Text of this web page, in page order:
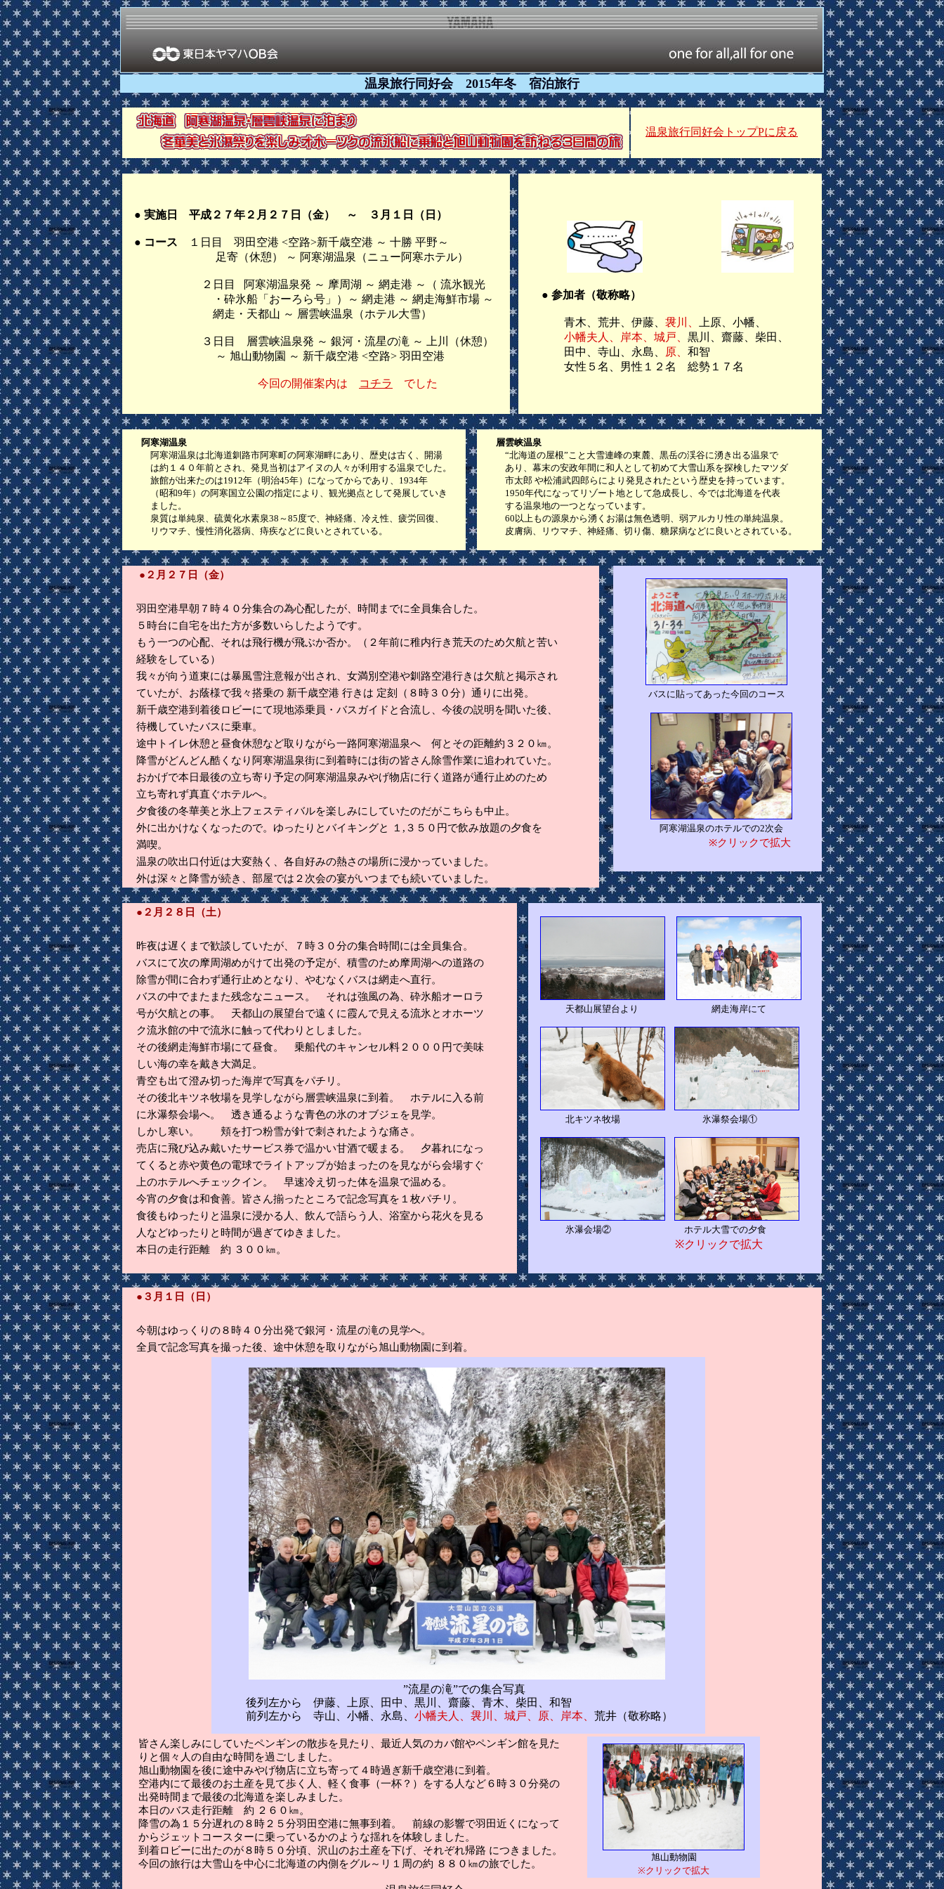
温泉旅行同好会 2015年冬 宿泊旅行
温泉旅行同好会トップPに戻る
● 実施日 平成２７年２月２７日（金） ～ ３月１日（日）
● コース
１日目 羽田空港 <空路>新千歳空港 ～ 十勝 平野～
足寄（休憩） ～ 阿寒湖温泉（ニュー阿寒ホテル）
２日目 阿寒湖温泉発 ～ 摩周湖 ～ 網走港 ～（ 流氷観光
・砕氷船「おーろら号」）～ 網走港 ～ 網走海鮮市場 ～
網走・天都山 ～ 層雲峡温泉（ホテル大雪）
３日目 層雲峡温泉発 ～ 銀河・流星の滝 ～ 上川（休憩）
～ 旭山動物園 ～ 新千歳空港 <空路> 羽田空港
今回の開催案内は コチラ でした
● 参加者（敬称略）
青木、荒井、伊藤、 袰川、
上原、小幡、
小幡夫人、岸本、城戸、 黒川、齋藤、柴田、
田中、寺山、永島、
原、 和智
女性５名、男性１２名 総勢１７名
阿寒湖温泉
阿寒湖温泉は北海道釧路市阿寒町の阿寒湖畔にあり、歴史は古く、開湯
は約１４０年前とされ、発見当初はアイヌの人々が利用する温泉でした。
旅館が出来たのは1912年（明治45年）になってからであり、1934年
（昭和9年）の阿寒国立公園の指定により、観光拠点として発展していき
ました。
泉質は単純泉、硫黄化水素泉38～85度で、神経痛、冷え性、疲労回復、
リウマチ、慢性消化器病、痔疾などに良いとされている。
層雲峡温泉
“北海道の屋根”こと大雪連峰の東麓、黒岳の渓谷に湧き出る温泉で
あり、幕末の安政年間に和人として初めて大雪山系を探検したマツダ
市太郎 や松浦武四郎らにより発見されたという歴史を持っています。
1950年代になってリゾート地として急成長し、今では北海道を代表
する温泉地の一つとなっています。
60以上もの源泉から湧くお湯は無色透明、弱アルカリ性の単純温泉。
皮膚病、リウマチ、神経痛、切り傷、糖尿病などに良いとされている。
●２月２７日（金）
羽田空港早朝７時４０分集合の為心配したが、時間までに全員集合した。
５時台に自宅を出た方が多数いらしたようです。
もう一つの心配、それは飛行機が飛ぶか否か。（２年前に稚内行き荒天のため欠航と苦い
経験をしている）
我々が向う道東には暴風雪注意報が出され、女満別空港や釧路空港行きは欠航と掲示され
ていたが、お蔭様で我々搭乗の 新千歳空港 行きは 定刻（８時３０分）通りに出発。
新千歳空港到着後ロビーにて現地添乗員・バスガイドと合流し、今後の説明を聞いた後、
待機していたバスに乗車。
途中トイレ休憩と昼食休憩など取りながら一路阿寒湖温泉へ 何とその距離約３２０㎞。
降雪がどんどん酷くなり阿寒湖温泉街に到着時には街の皆さん除雪作業に追われていた。
おかげで本日最後の立ち寄り予定の阿寒湖温泉みやげ物店に行く道路が通行止めのため
立ち寄れず真直ぐホテルへ。
夕食後の冬華美と氷上フェスティバルを楽しみにしていたのだがこちらも中止。
外に出かけなくなったので。ゆったりとバイキングと １,３５０円で飲み放題の夕食を
満喫。
温泉の吹出口付近は大変熱く、各自好みの熱さの場所に浸かっていました。
外は深々と降雪が続き、部屋では２次会の宴がいつまでも続いていました。
バスに貼ってあった今回のコース
阿寒湖温泉のホテルでの2次会
※クリックで拡大
●２月２８日（土）
昨夜は遅くまで歓談していたが、７時３０分の集合時間には全員集合。
バスにて次の摩周湖めがけて出発の予定が、積雪のため摩周湖への道路の
除雪が間に合わず通行止めとなり、やむなくバスは網走へ直行。
バスの中でまたまた残念なニュース。 それは強風の為、砕氷船オーロラ
号が欠航との事。 天都山の展望台で遠くに霞んで見える流氷とオホーツ
ク流氷館の中で流氷に触って代わりとしました。
その後網走海鮮市場にて昼食。 乗船代のキャンセル料２０００円で美味
しい海の幸を戴き大満足。
青空も出て澄み切った海岸で写真をパチリ。
その後北キツネ牧場を見学しながら層雲峡温泉に到着。 ホテルに入る前
に氷瀑祭会場へ。 透き通るような青色の氷のオブジェを見学。
しかし寒い。 頬を打つ粉雪が針で刺されたような痛さ。
売店に飛び込み戴いたサービス券で温かい甘酒で暖まる。 夕暮れになっ
てくると赤や黄色の電球でライトアップが始まったのを見ながら会場すぐ
上のホテルへチェックイン。 早速冷え切った体を温泉で温める。
今宵の夕食は和食善。皆さん揃ったところで記念写真を１枚パチリ。
食後もゆったりと温泉に浸かる人、飲んで語らう人、浴室から花火を見る
人などゆったりと時間が過ぎてゆきました。
本日の走行距離 約 ３００㎞。
天都山展望台より 網走海岸にて
北キツネ牧場 氷瀑祭会場①
氷瀑会場② ホテル大雪での夕食
※クリックで拡大
●３月１日（日）
今朝はゆっくりの８時４０分出発で銀河・流星の滝の見学へ。
全員で記念写真を撮った後、途中休憩を取りながら旭山動物園に到着。
”流星の滝”での集合写真
後列左から 伊藤、上原、田中、黒川、齋藤、青木、柴田、和智
前列左から 寺山、小幡、永島、 小幡夫人、袰川、城戸、原、岸本、 荒井（敬称略）
皆さん楽しみにしていたペンギンの散歩を見たり、最近人気のカバ館やペンギン館を見た
りと個々人の自由な時間を過ごしました。
旭山動物園を後に途中みやげ物店に立ち寄って４時過ぎ新千歳空港に到着。
空港内にて最後のお土産を見て歩く人、軽く食事（一杯？）
をする人など６時３０分発の
出発時間まで最後の北海道を楽しみました。
本日のバス走行距離 約 ２６０㎞。
降雪の為１５分遅れの８時２５分羽田空港に無事到着。 前線の影響で羽田近くになって
からジェットコースターに乗っているかのような揺れを体験しました。
到着ロビーに出たのが８時５０分頃、沢山のお土産を下げ、それぞれ帰路 につきました。
今回の旅行は大雪山を中心に北海道の内側をグル～リ１周の約 ８８０ ㎞の旅でした。
旭山動物園
※クリックで拡大